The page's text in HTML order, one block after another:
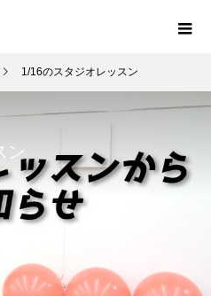
1/16のスタジオレッスン
ン